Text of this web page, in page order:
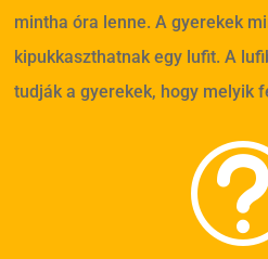
mintha óra lenne. A gyerekek
kipukkaszthatnak egy lufit. A
tudják a gyerekek, hogy melyik